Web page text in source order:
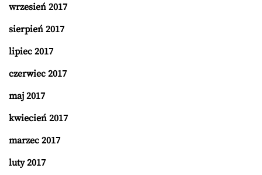
wrzesień 2017
sierpień 2017
lipiec 2017
czerwiec 2017
maj 2017
kwiecień 2017
marzec 2017
luty 2017